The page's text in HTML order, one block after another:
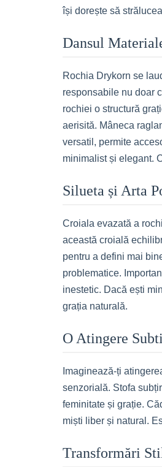
își dorește să
Dansul
Rochia Drykorn se
responsabile nu doar
rochiei o structură
aerisită. Mâneca
versatil, permite
minimalist și elegant.
Silueta și Arta
Croiala evazată a
această croială
pentru a defini mai
problematice.
inestetic. Dacă ești
grația naturală.
O Atingere
Imaginează-ți
senzorială. Stofa
feminitate și grație.
miști liber și natural.
Transformări